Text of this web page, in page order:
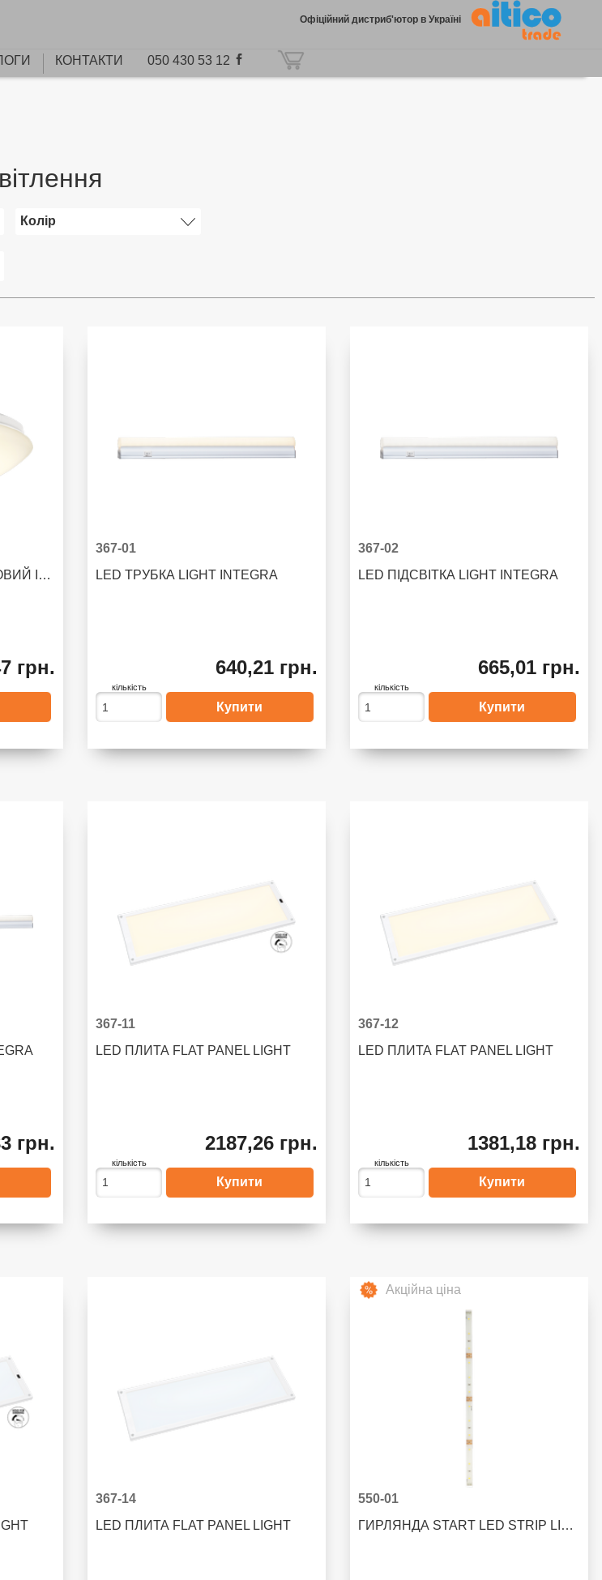
Офіційний дистриб'ютор в Україні
КОНТАКТИ 050 430 53 12
Колір
LED СВІТИЛЬНИК СТЕЛЬОВИЙ INTEGRA
грн.
367-01
LED ТРУБКА LIGHT INTEGRA
640,21 грн.
кількість
367-02
LED ПІДСВІТКА LIGHT INTEGRA
665,01 грн.
кількість
грн.
367-11
LED ПЛИТА FLAT PANEL LIGHT
2187,26 грн.
кількість
367-12
LED ПЛИТА FLAT PANEL LIGHT
1381,18 грн.
кількість
367-14
LED ПЛИТА FLAT PANEL LIGHT
Акційна ціна
550-01
ГИРЛЯНДА START LED STRIP LIGHT